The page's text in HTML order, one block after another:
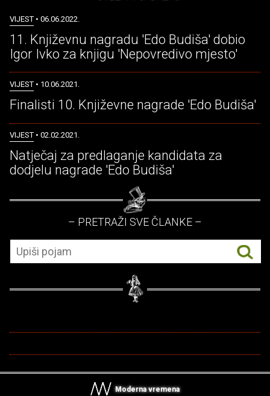
VIJEST • 06.06.2022.
11. Književnu nagradu 'Edo Budiša' dobio
Igor Ivko za knjigu 'Nepovredivo mjesto'
VIJEST • 10.06.2021.
Finalisti 10. Književne nagrade 'Edo Budiša'
VIJEST • 02.02.2021.
Natječaj za predlaganje kandidata za
dodjelu nagrade 'Edo Budiša'
– PRETRAŽI SVE ČLANKE –
Moderna vremena